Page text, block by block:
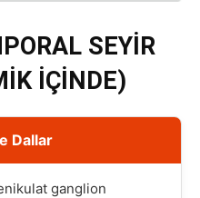
SEYİR
İÇİNDE)
Dallar
ganglion